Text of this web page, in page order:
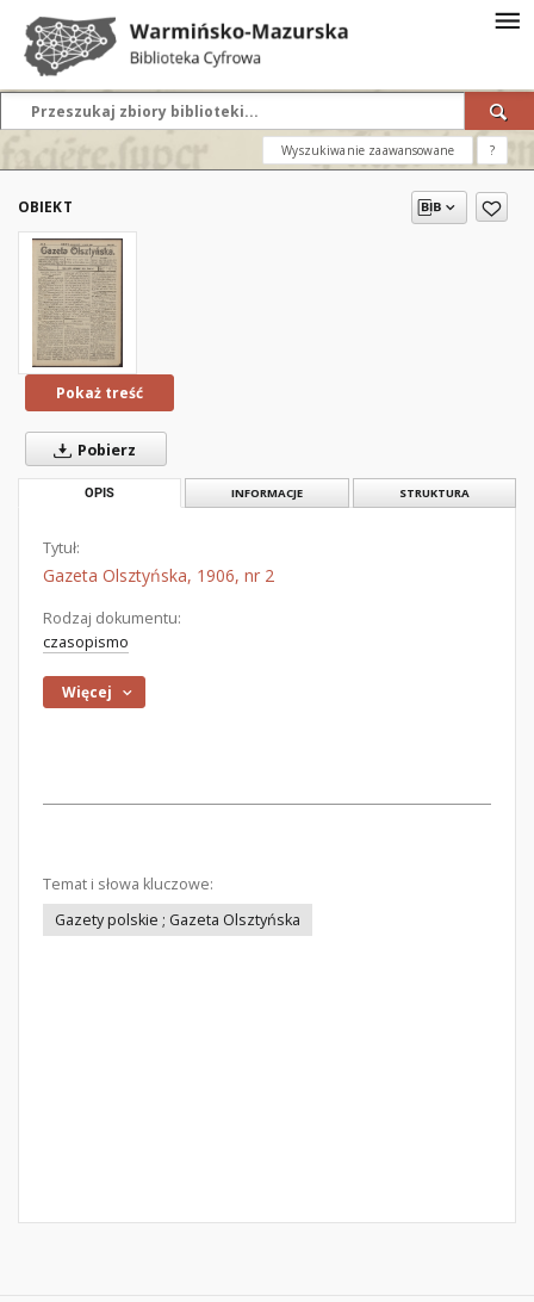
Wyszukiwanie zaawansowane ?
OBIEKT
Pokaż treść
Pobierz
OPIS INFORMACJE STRUKTURA
Tytuł:
Gazeta Olsztyńska, 1906, nr 2
Rodzaj dokumentu:
czasopismo
Więcej
Temat i słowa kluczowe:
Gazety polskie ; Gazeta Olsztyńska